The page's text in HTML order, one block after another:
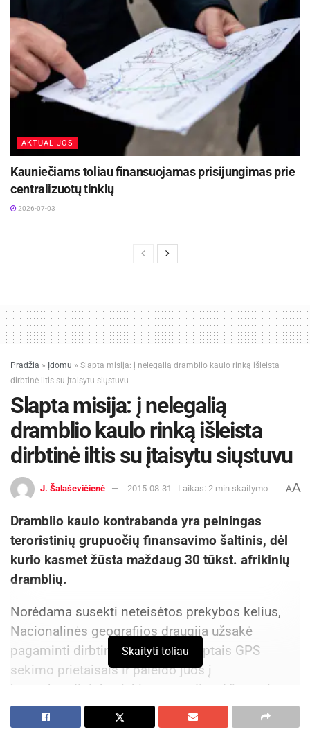
AKTUALIJOS
Kauniečiams toliau finansuojamas prisijungimas prie
centralizuotų tinklų
2026-07-03
Pradžia » Įdomu » Slapta misija: į nelegalią dramblio kaulo rinką išleista
dirbtinė iltis su įtaisytu siųstuvu
Slapta misija: į nelegalią
dramblio kaulo rinką išleista
dirbtinė iltis su įtaisytu siųstuvu
J. Šalaševičienė 2015-08-31 Laikas: 2 min skaitymo AA
Dramblio kaulo kontrabanda yra pelningas
teroristinių grupuočių finansavimo šaltinis, dėl
kurio kasmet žūsta maždaug 30 tūkst. afrikinių
dramblių.
Norėdama susekti neteisėtos prekybos kelius,
Nacionalinės geografijos draugija užsakė
pagaminti dirbtines iltis su paslėptais GPS
sekimo prietaisais ir paleido juos į
kontrabandininkų tiekimo grandinę. Visos slapto
eksperimento, apie kurį iki šiol prasitarti buvo
uždrausta ne tik jo dalyviams, bet ir „National
Skaityti toliau